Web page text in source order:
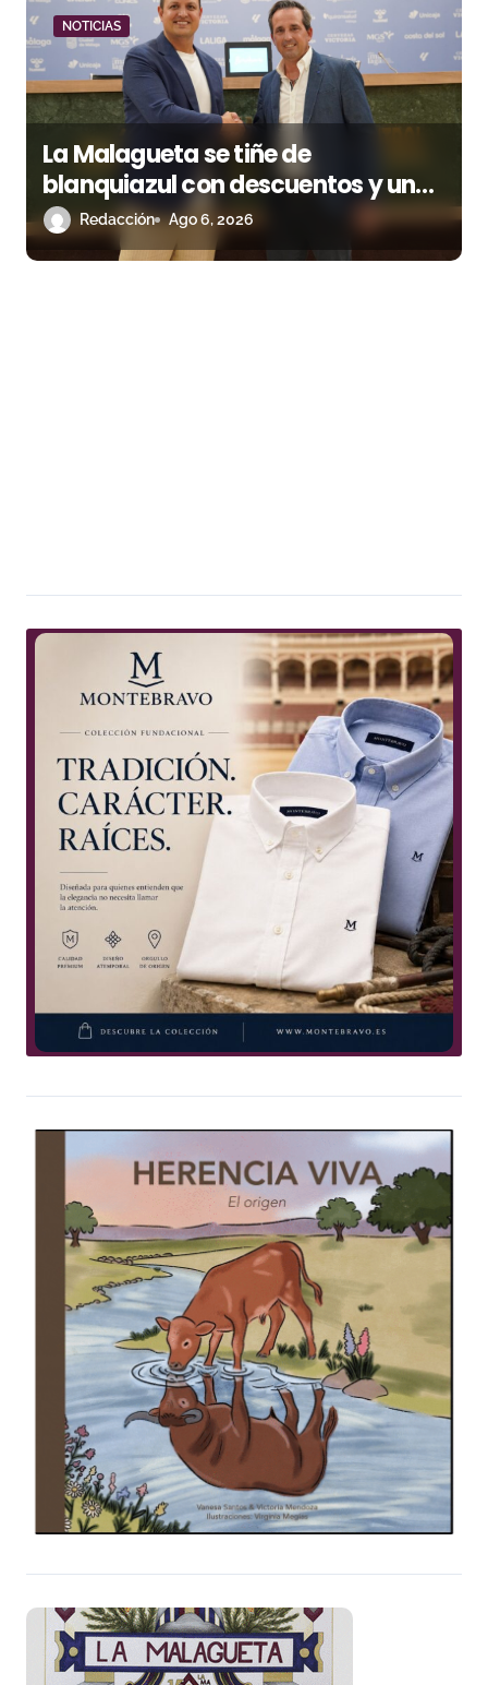
NOTICIAS
La Malagueta se tiñe de
blanquiazul con descuentos y una
corrida homenaje al Málaga CF
Redacción Ago 6, 2026